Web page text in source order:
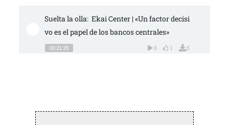
Suelta la olla:  Ekai Center | «Un factor decisi
vo es el papel de los bancos centrales»
00:21:35 8 1 5